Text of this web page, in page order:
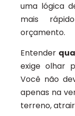
uma lógica
mais
orçamento.
Entender
exige olhar
Você não
apenas na
terreno,